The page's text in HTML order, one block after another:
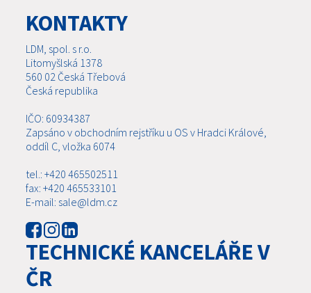
KONTAKTY
LDM, spol. s r.o.
Litomyšlská 1378
560 02 Česká Třebová
Česká republika
IČO: 60934387
Zapsáno v obchodním rejstříku u OS v Hradci Králové,
oddíl C, vložka 6074
tel.: +420 465502511
fax: +420 465533101
E-mail: sale@ldm.cz
TECHNICKÉ KANCELÁŘE V
ČR